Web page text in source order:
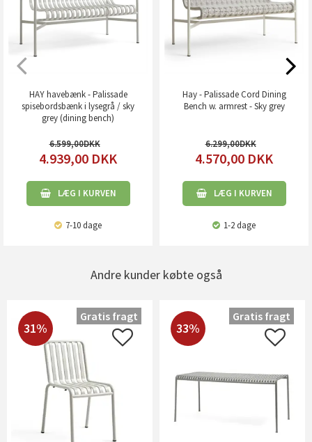
HAY havebænk - Palissade
spisebordsbænk i lysegrå / sky
grey (dining bench)
6.599,00
4.939,00 DKK
LÆG I KURVEN
7-10 dage
Hay - Palissade Cord Dining
Bench w. armrest - Sky grey
6.299,00
4.570,00 DKK
LÆG I KURVEN
1-2 dage
Andre kunder købte også
31%
Gratis fragt
33%
Gratis fragt